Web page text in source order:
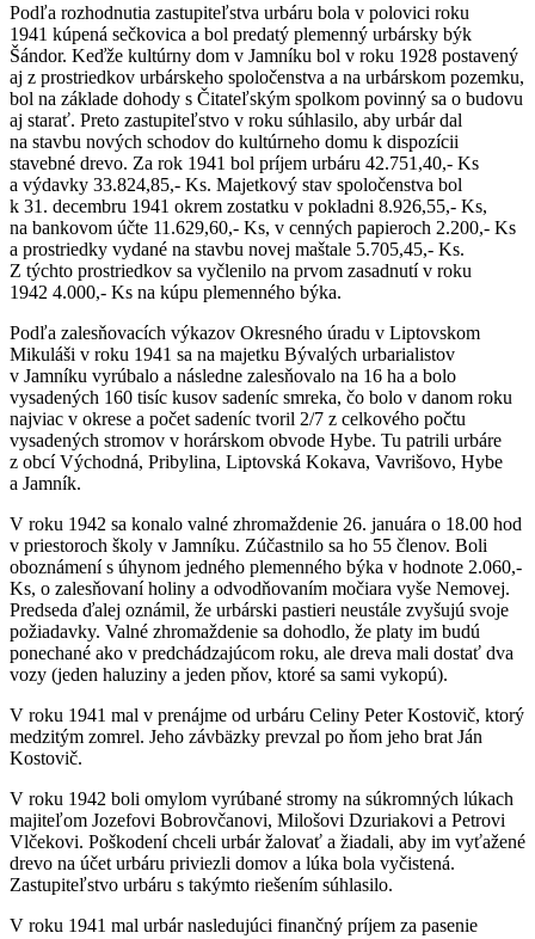
Podľa rozhodnutia zastupiteľstva urbáru bola v polovici roku
1941 kúpená sečkovica a bol predatý plemenný urbársky býk
Šándor. Keďže kultúrny dom v Jamníku bol v roku 1928 postavený
aj z prostriedkov urbárskeho spoločenstva a na urbárskom pozemku,
bol na základe dohody s Čitateľským spolkom povinný sa o budovu
aj starať. Preto zastupiteľstvo v roku súhlasilo, aby urbár dal
na stavbu nových schodov do kultúrneho domu k dispozícii
stavebné drevo. Za rok 1941 bol príjem urbáru 42.751,40,- Ks
a výdavky 33.824,85,- Ks. Majetkový stav spoločenstva bol
k 31. decembru 1941 okrem zostatku v pokladni 8.926,55,- Ks,
na bankovom účte 11.629,60,- Ks, v cenných papieroch 2.200,- Ks
a prostriedky vydané na stavbu novej maštale 5.705,45,- Ks.
Z týchto prostriedkov sa vyčlenilo na prvom zasadnutí v roku
1942 4.000,- Ks na kúpu plemenného býka.
Podľa zalesňovacích výkazov Okresného úradu v Liptovskom
Mikuláši v roku 1941 sa na majetku Bývalých urbarialistov
v Jamníku vyrúbalo a následne zalesňovalo na 16 ha a bolo
vysadených 160 tisíc kusov sadeníc smreka, čo bolo v danom roku
najviac v okrese a počet sadeníc tvoril 2/7 z celkového počtu
vysadených stromov v horárskom obvode Hybe. Tu patrili urbáre
z obcí Východná, Pribylina, Liptovská Kokava, Vavrišovo, Hybe
a Jamník.
V roku 1942 sa konalo valné zhromaždenie 26. januára o 18.00 hod
v priestoroch školy v Jamníku. Zúčastnilo sa ho 55 členov. Boli
oboznámení s úhynom jedného plemenného býka v hodnote 2.060,-
Ks, o zalesňovaní holiny a odvodňovaním močiara vyše Nemovej.
Predseda ďalej oznámil, že urbárski pastieri neustále zvyšujú svoje
požiadavky. Valné zhromaždenie sa dohodlo, že platy im budú
ponechané ako v predchádzajúcom roku, ale dreva mali dostať dva
vozy (jeden haluziny a jeden pňov, ktoré sa sami vykopú).
V roku 1941 mal v prenájme od urbáru Celiny Peter Kostovič, ktorý
medzitým zomrel. Jeho závbäzky prevzal po ňom jeho brat Ján
Kostovič.
V roku 1942 boli omylom vyrúbané stromy na súkromných lúkach
majiteľom Jozefovi Bobrovčanovi, Milošovi Dzuriakovi a Petrovi
Vlčekovi. Poškodení chceli urbár žalovať a žiadali, aby im vyťažené
drevo na účet urbáru priviezli domov a lúka bola vyčistená.
Zastupiteľstvo urbáru s takýmto riešením súhlasilo.
V roku 1941 mal urbár nasledujúci finančný príjem za pasenie